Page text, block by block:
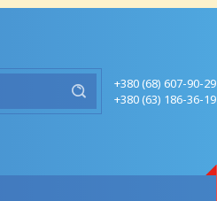
+380 (68) 607-90-29
+380 (63) 186-36-19